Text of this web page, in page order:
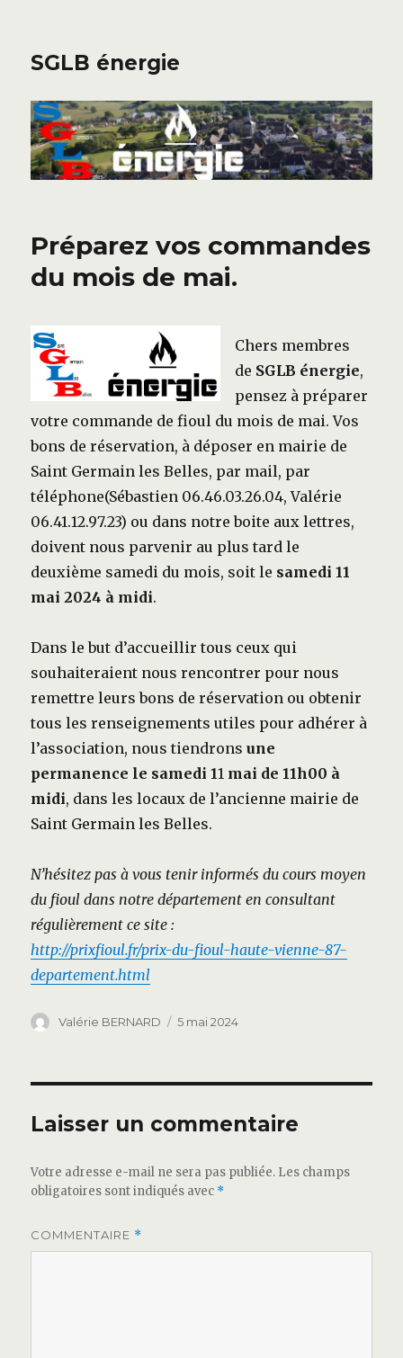
SGLB énergie
Préparez vos commandes
du mois de mai.
Chers membres
de SGLB énergie,
pensez à préparer
votre commande de fioul du mois de mai. Vos
bons de réservation, à déposer en mairie de
Saint Germain les Belles, par mail, par
téléphone(Sébastien 06.46.03.26.04, Valérie
06.41.12.97.23) ou dans notre boite aux lettres,
doivent nous parvenir au plus tard le
deuxième samedi du mois, soit le samedi 11
mai 2024 à midi.
Dans le but d’accueillir tous ceux qui
souhaiteraient nous rencontrer pour nous
remettre leurs bons de réservation ou obtenir
tous les renseignements utiles pour adhérer à
l’association, nous tiendronsune
permanence le samedi 11 mai de 11h00 à
midi, dans les locaux de l’ancienne mairie de
Saint Germain les Belles.
N’hésitez pas à vous tenir informés du cours moyen
du fioul dans notre département en consultant
régulièrement ce site :
http://prixfioul.fr/prix-du-fioul-haute-vienne-87-
departement.html
Auteur
Valérie BERNARD
Publié
5 mai 2024
Laisser un commentaire
Votre adresse e-mail ne sera pas publiée. Les champs
obligatoires sont indiqués avec *
COMMENTAIRE *